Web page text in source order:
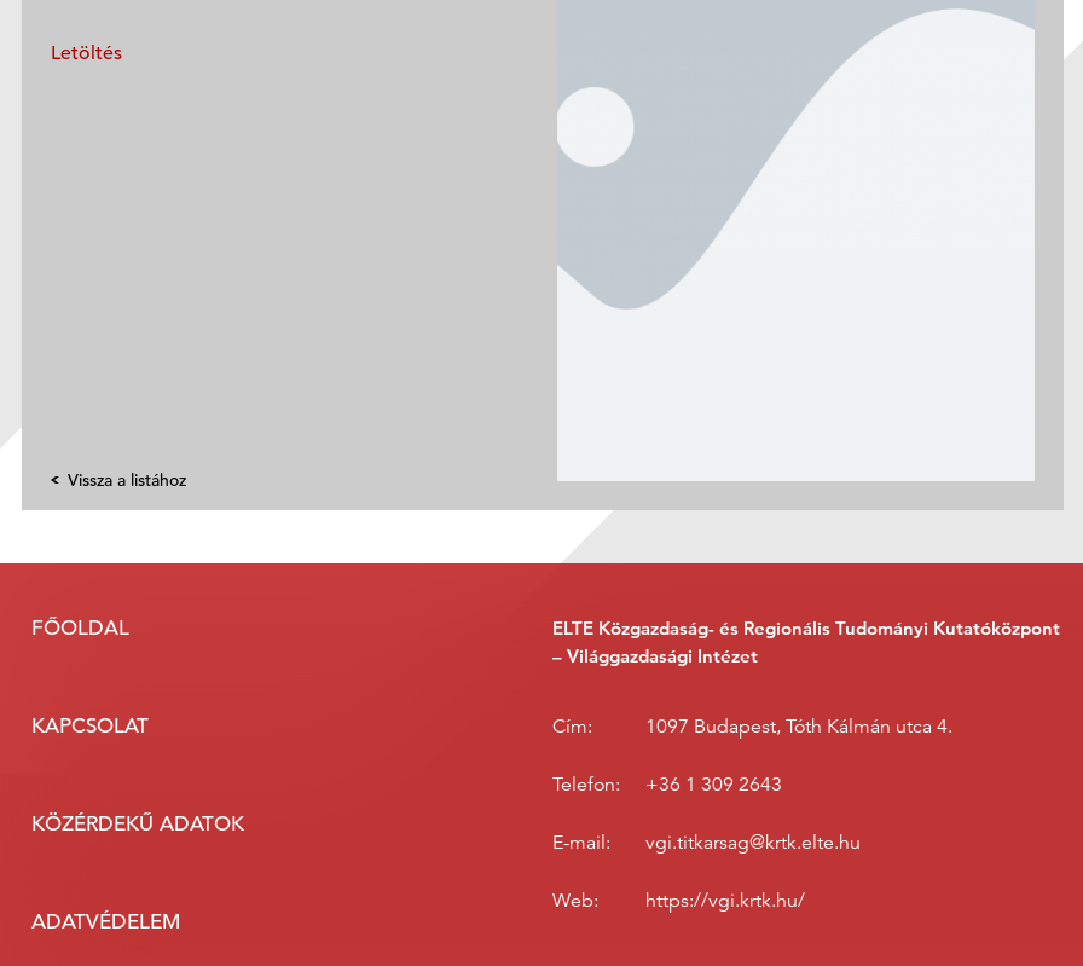
Letöltés
Vissza a listához
FŐOLDAL
KAPCSOLAT
KÖZÉRDEKŰ ADATOK
ADATVÉDELEM
ELTE Közgazdaság- és Regionális Tudományi Kutatóközpont
– Világgazdasági Intézet
Cím: 1097 Budapest, Tóth Kálmán utca 4.
Telefon: +36 1 309 2643
E-mail: vgi.titkarsag@krtk.elte.hu
Web: https://vgi.krtk.hu/